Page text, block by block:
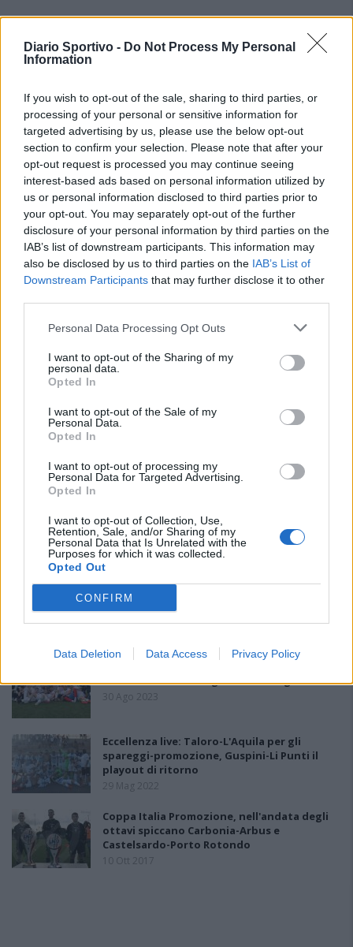
Diario Sportivo - Do Not Process My Personal
Information
If you wish to opt-out of the sale, sharing to third parties, or
processing of your personal or sensitive information for
targeted advertising by us, please use the below opt-out
section to confirm your selection. Please note that after your
opt-out request is processed you may continue seeing
interest-based ads based on personal information utilized by
us or personal information disclosed to third parties prior to
your opt-out. You may separately opt-out of the further
disclosure of your personal information by third parties on the
IAB’s list of downstream participants. This information may
also be disclosed by us to third parties on the IAB’s List of
Downstream Participants that may further disclose it to other
Personal Data Processing Opt Outs
I want to opt-out of the Sharing of my
personal data.
Opted In
I want to opt-out of the Sale of my
Personal Data.
Opted In
I want to opt-out of processing my
Personal Data for Targeted Advertising.
Opted In
I want to opt-out of Collection, Use,
Retention, Sale, and/or Sharing of my
Personal Data that Is Unrelated with the
Purposes for which it was collected.
Opted Out
CONFIRM
Data Deletion Data Access Privacy Policy
PIÙ LETTI OGGI
Il Monte Alma rinforza l'attacco con Palmas
e Bonivardi, nel Macomer l'estro di Di Angelo
9 Ago 2026
Pieno di fiducia per la Macomerese, Mura:
«Contentissimi di trovarci in alto, ci
giocheremo le prime posizioni con…
Promozione con le 9 gare dei triangolari
30 Ago 2023
Eccellenza live: Taloro-L'Aquila per gli
spareggi-promozione, Guspini-Li Punti il
playout di ritorno
29 Mag 2022
Coppa Italia Promozione, nell'andata degli
ottavi spiccano Carbonia-Arbus e
Castelsardo-Porto Rotondo
10 Ott 2017